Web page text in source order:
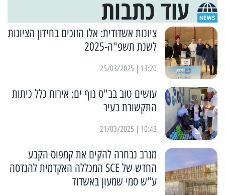
עוד כתבות
ציונות אשדודית: אלו הזוכים בחידון הציונות
לשנת תשפ"ה-2025
13:20 | 25/03/2025
עושים טוב בב"ס נוף ים: אירוח כלל כיתות
התקשורת בעיר
10:43 | 21/03/2025
מנרב נבחרה להקים את קמפוס הקבע
החדש של SCE המכללה האקדמית להנדסה
ע"ש סמי שמעון באשדוד